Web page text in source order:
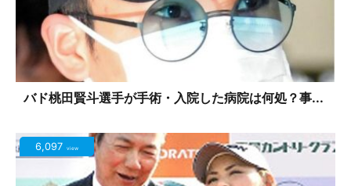
バド桃田賢斗選手が手術・入院した病院は何処？事...
6,097 view